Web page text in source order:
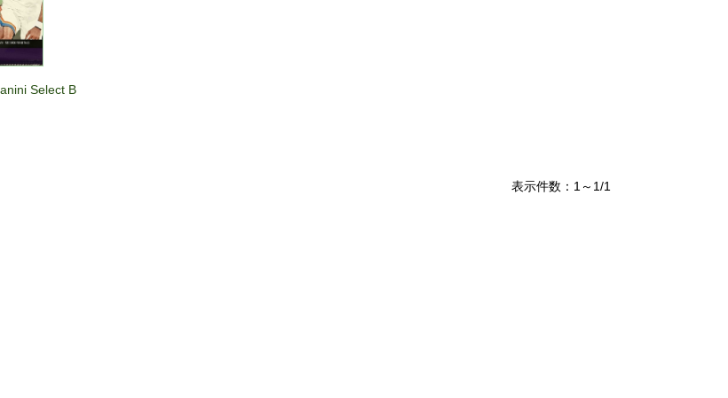
Select B
表示件数：1～1/1